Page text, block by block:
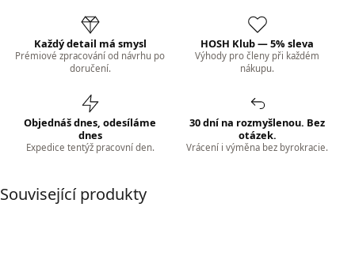
Každý detail má smysl
Prémiové zpracování od návrhu po
doručení.
HOSH Klub — 5% sleva
Výhody pro členy při každém
nákupu.
Objednáš dnes, odesíláme
dnes
Expedice tentýž pracovní den.
30 dní na rozmyšlenou. Bez
otázek.
Vrácení i výměna bez byrokracie.
Související produkty